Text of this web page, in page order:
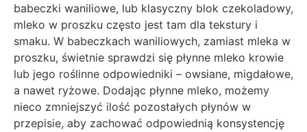
babeczki waniliowe, lub klasyczny blok czekoladowy,
mleko w proszku często jest tam dla tekstury i
smaku. W babeczkach waniliowych, zamiast mleka w
proszku, świetnie sprawdzi się płynne mleko krowie
lub jego roślinne odpowiedniki – owsiane, migdałowe,
a nawet ryżowe. Dodając płynne mleko, możemy
nieco zmniejszyć ilość pozostałych płynów w
przepisie, aby zachować odpowiednią konsystencję